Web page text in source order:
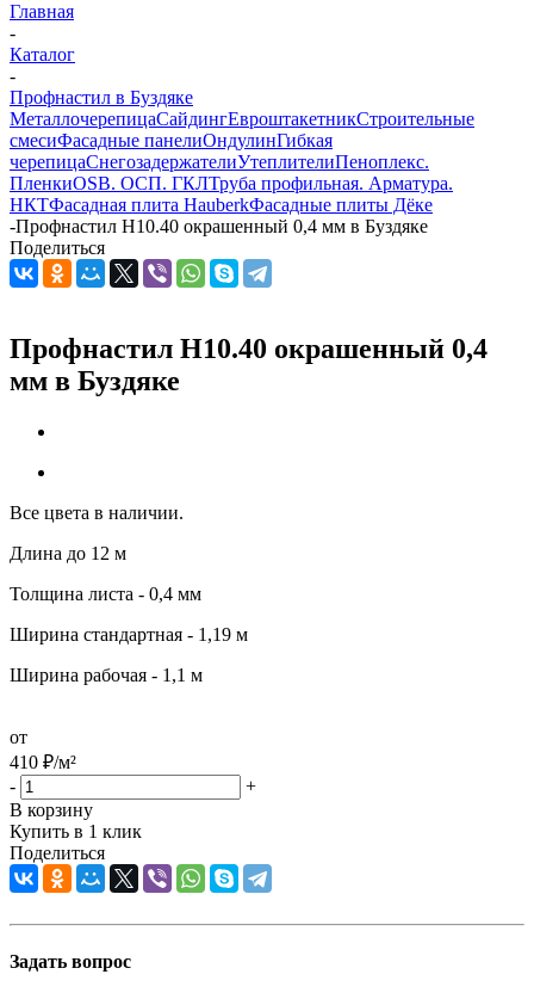
Главная
-
Каталог
-
Профнастил в Буздяке
МеталлочерепицаСайдингЕвроштакетникСтроительные
смесиФасадные панелиОндулинГибкая
черепицаСнегозадержателиУтеплителиПеноплекс.
ПленкиOSB. ОСП. ГКЛТруба профильная. Арматура.
НКТФасадная плита HauberkФасадные плиты Дёке
-Профнастил Н10.40 окрашенный 0,4 мм в Буздяке
Поделиться
Профнастил Н10.40 окрашенный 0,4
мм в Буздяке
Все цвета в наличии.
Длина до 12 м
Толщина листа - 0,4 мм
Ширина стандартная - 1,19 м
Ширина рабочая - 1,1 м
от
410 ₽/м²
-
+
В корзину
Купить в 1 клик
Поделиться
Задать вопрос